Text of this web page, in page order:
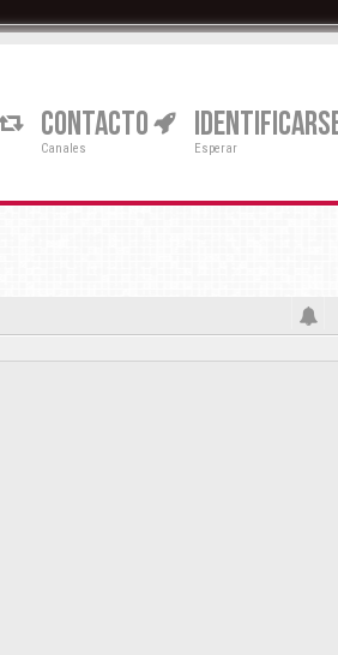
CONTACTO
Canales Esperar